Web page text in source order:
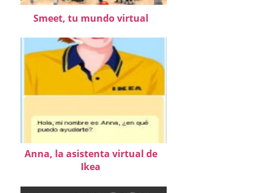
Smeet, tu mundo virtual
Anna, la asistenta virtual de
Ikea